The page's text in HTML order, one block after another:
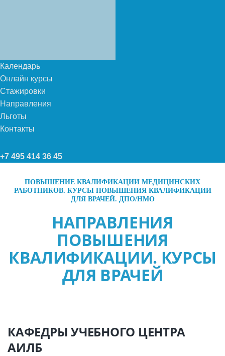
Календарь
Онлайн курсы
Стажировки
Направления
Льготы
Контакты
+7 495 414 36 45
ПОВЫШЕНИЕ КВАЛИФИКАЦИИ МЕДИЦИНСКИХ
РАБОТНИКОВ. КУРСЫ ПОВЫШЕНИЯ КВАЛИФИКАЦИИ
ДЛЯ ВРАЧЕЙ. ДПО/НМО
НАПРАВЛЕНИЯ
ПОВЫШЕНИЯ
КВАЛИФИКАЦИИ. КУРСЫ
ДЛЯ ВРАЧЕЙ
КАФЕДРЫ УЧЕБНОГО ЦЕНТРА
АИЛБ